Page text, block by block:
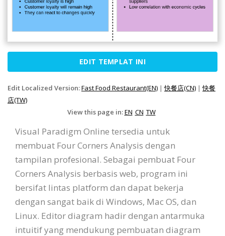
EDIT TEMPLAT INI
Edit Localized Version:Fast Food Restaurant(EN) |快餐店(CN) |快餐
店(TW)
View this page in:EN CN TW
Visual Paradigm Online tersedia untuk
membuat Four Corners Analysis dengan
tampilan profesional. Sebagai pembuat Four
Corners Analysis berbasis web, program ini
bersifat lintas platform dan dapat bekerja
dengan sangat baik di Windows, Mac OS, dan
Linux. Editor diagram hadir dengan antarmuka
intuitif yang mendukung pembuatan diagram